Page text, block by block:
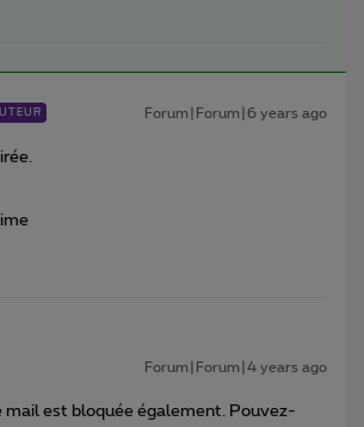
Forum|Forum|6 years ago
Forum|Forum|4 years ago
mail est bloquée également. Pouvez-